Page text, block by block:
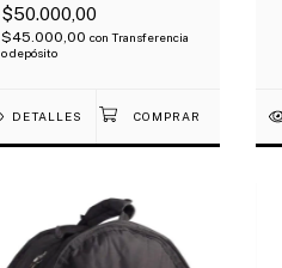
$50.000,00
$45.000,00 con Transferencia
o depósito
DETALLES